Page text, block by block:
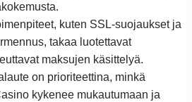
kuten SSL-suojaukset ja
takaa luotettavat
maksujen käsittelyä.
on prioriteettina, minkä
kykenee mukautumaan ja